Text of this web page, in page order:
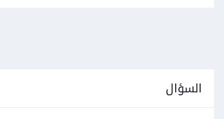
السؤال